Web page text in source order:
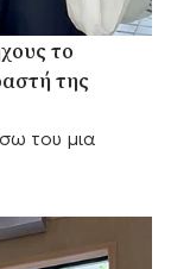
το
της
του μια